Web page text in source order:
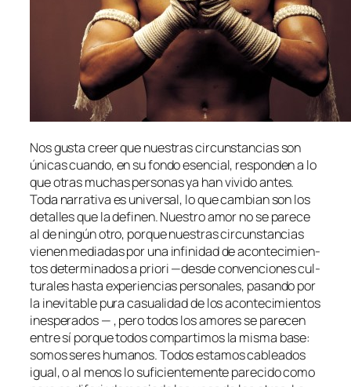
Nos gus­ta creer que nues­tras cir­cuns­tan­cias son
úni­cas cuan­do, en su fon­do esen­cial, res­pon­den a lo
que otras mu­chas per­so­nas ya han vi­vi­do an­tes.
Toda na­rra­ti­va es uni­ver­sal, lo que cam­bian son los
de­ta­lles que la de­fi­nen. Nuestro amor no se pa­re­ce
al de nin­gún otro, por­que nues­tras cir­cuns­tan­cias
vie­nen me­dia­das por una in­fi­ni­dad de acon­te­ci­mien­
tos de­ter­mi­na­dosa prio­ri—des­de con­ven­cio­nes cul­
tu­ra­les has­ta ex­pe­rien­cias per­so­na­les, pa­san­do por
la in­evi­ta­ble pu­ra ca­sua­li­dad de los acon­te­ci­mien­tos
ines­pe­ra­dos — , pe­ro to­dos los amo­res se pa­re­cen
en­tre sí por­que to­dos com­par­ti­mos la mis­ma ba­se:
so­mos se­res hu­ma­nos. Todos es­ta­mos ca­blea­dos
igual, o al me­nos lo su­fi­cien­te­men­te pa­re­ci­do co­mo